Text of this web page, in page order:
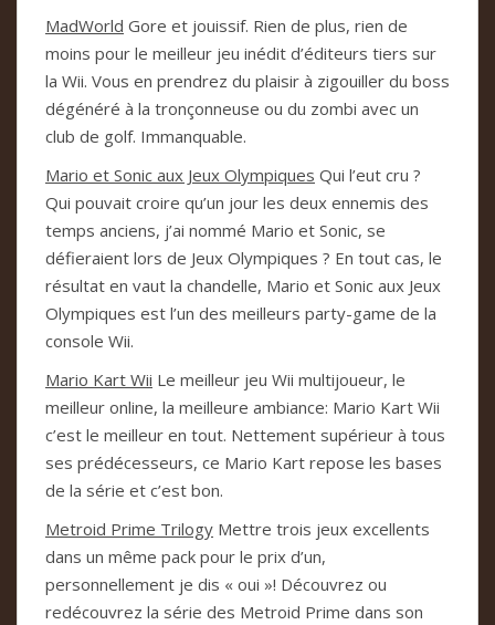
MadWorld Gore et jouissif. Rien de plus, rien de
moins pour le meilleur jeu inédit d’éditeurs tiers sur
la Wii. Vous en prendrez du plaisir à zigouiller du boss
dégénéré à la tronçonneuse ou du zombi avec un
club de golf. Immanquable.
Mario et Sonic aux Jeux Olympiques Qui l’eut cru ?
Qui pouvait croire qu’un jour les deux ennemis des
temps anciens, j’ai nommé Mario et Sonic, se
défieraient lors de Jeux Olympiques ? En tout cas, le
résultat en vaut la chandelle, Mario et Sonic aux Jeux
Olympiques est l’un des meilleurs party-game de la
console Wii.
Mario Kart Wii Le meilleur jeu Wii multijoueur, le
meilleur online, la meilleure ambiance: Mario Kart Wii
c’est le meilleur en tout. Nettement supérieur à tous
ses prédécesseurs, ce Mario Kart repose les bases
de la série et c’est bon.
Metroid Prime Trilogy Mettre trois jeux excellents
dans un même pack pour le prix d’un,
personnellement je dis « oui »! Découvrez ou
redécouvrez la série des Metroid Prime dans son